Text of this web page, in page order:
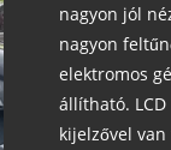
nagyon jól
nagyon
elektromos
állítható.
kijelzővel